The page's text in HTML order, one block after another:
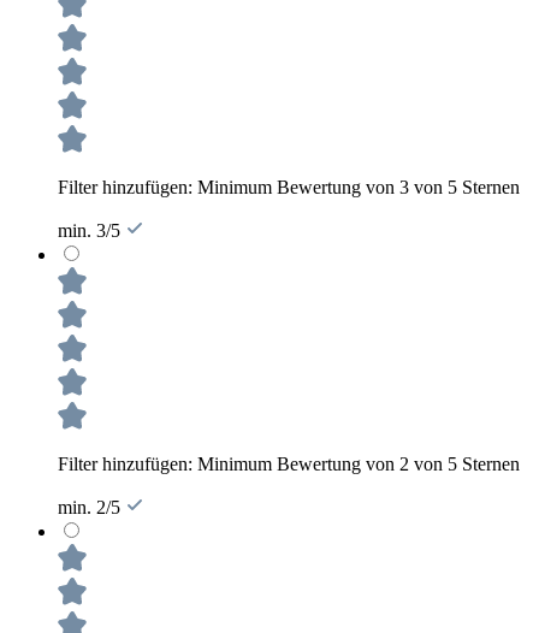
Filter hinzufügen: Minimum Bewertung von 3 von 5 Sternen
min. 3/5
Filter hinzufügen: Minimum Bewertung von 2 von 5 Sternen
min. 2/5